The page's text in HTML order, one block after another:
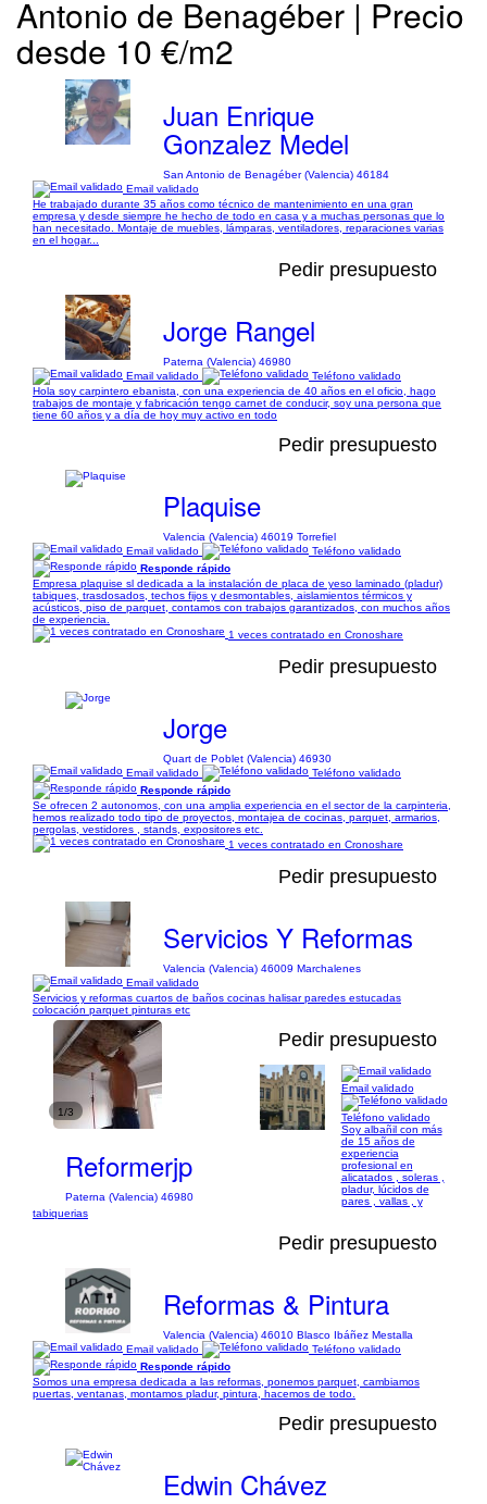
Antonio de Benagéber | Precio
desde 10 €/m2
Juan Enrique
Gonzalez Medel
San Antonio de Benagéber (Valencia) 46184
Email validado
He trabajado durante 35 años como técnico de mantenimiento en una gran
empresa y desde siempre he hecho de todo en casa y a muchas personas que lo
han necesitado. Montaje de muebles, lámparas, ventiladores, reparaciones varias
en el hogar...
Pedir presupuesto
Jorge Rangel
Paterna (Valencia) 46980
Email validado
Teléfono validado
Hola soy carpintero ebanista, con una experiencia de 40 años en el oficio, hago
trabajos de montaje y fabricación tengo carnet de conducir, soy una persona que
tiene 60 años y a día de hoy muy activo en todo
Pedir presupuesto
Plaquise
Valencia (Valencia) 46019 Torrefiel
Email validado
Teléfono validado
Responde rápido
Empresa plaquise sl dedicada a la instalación de placa de yeso laminado (pladur)
tabiques, trasdosados, techos fijos y desmontables, aislamientos térmicos y
acústicos, piso de parquet, contamos con trabajos garantizados, con muchos años
de experiencia.
1 veces contratado en Cronoshare
Pedir presupuesto
Jorge
Quart de Poblet (Valencia) 46930
Email validado
Teléfono validado
Responde rápido
Se ofrecen 2 autonomos, con una amplia experiencia en el sector de la carpinteria,
hemos realizado todo tipo de proyectos, montajea de cocinas, parquet, armarios,
pergolas, vestidores , stands, expositores etc.
1 veces contratado en Cronoshare
Pedir presupuesto
Servicios Y Reformas
Valencia (Valencia) 46009 Marchalenes
Email validado
Servicios y reformas cuartos de baños cocinas halisar paredes estucadas
colocación parquet pinturas etc
1/3
Pedir presupuesto
Reformerjp
Paterna (Valencia) 46980
Email validado
Teléfono validado
Soy albañil con más
de 15 años de
experiencia
profesional en
alicatados , soleras ,
pladur, lúcidos de
pares , vallas , y
tabiquerias
Pedir presupuesto
Reformas & Pintura
Valencia (Valencia) 46010 Blasco Ibáñez Mestalla
Email validado
Teléfono validado
Responde rápido
Somos una empresa dedicada a las reformas, ponemos parquet, cambiamos
puertas, ventanas, montamos pladur, pintura, hacemos de todo.
Pedir presupuesto
Edwin Chávez